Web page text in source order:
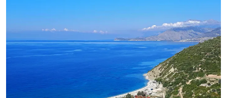
diefstal en schade niet inbegrepen, in Albanië
bestaat deze verzekering niet